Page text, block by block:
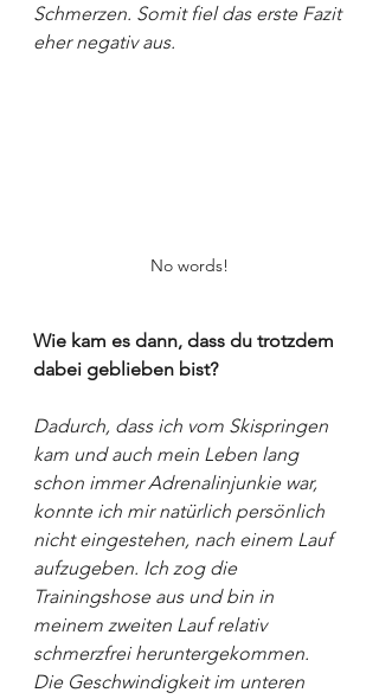
Schmerzen. Somit fiel das erste Fazit
eher negativ aus.
No words!
Wie kam es dann, dass du trotzdem
dabei geblieben bist?
Dadurch, dass ich vom Skispringen
kam und auch mein Leben lang
schon immer Adrenalinjunkie war,
konnte ich mir natürlich persönlich
nicht eingestehen, nach einem Lauf
aufzugeben. Ich zog die
Trainingshose aus und bin in
meinem zweiten Lauf relativ
schmerzfrei heruntergekommen.
Die Geschwindigkeit im unteren